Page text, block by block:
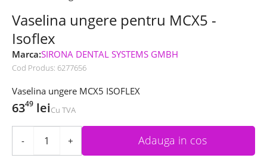
Vaselina ungere pentru MCX5 -
Isoflex
Marca:SIRONA DENTAL SYSTEMS GMBH
Cod Produs: 6277656
Vaselina ungere MCX5 ISOFLEX
6349 leiCu TVA
- + Adauga in cos